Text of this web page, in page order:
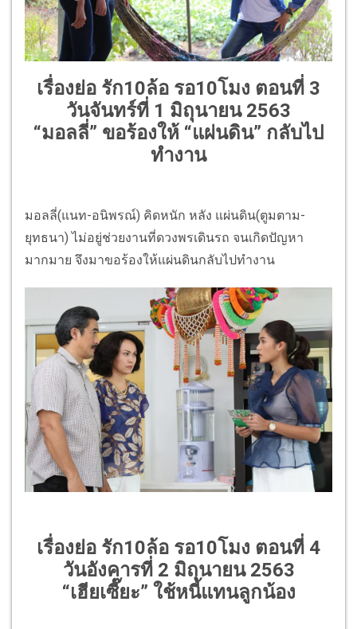
เรื่องย่อ รัก10ล้อ รอ10โมง ตอนที่ 3
วันจันทร์ที่ 1 มิถุนายน 2563
“มอลลี่” ขอร้องให้ “แผ่นดิน” กลับไป
ทำงาน
มอลลี่(แนท-อนิพรณ์) คิดหนัก หลัง แผ่นดิน(ตูมตาม-
ยุทธนา) ไม่อยู่ช่วยงานที่ดวงพรเดินรถ จนเกิดปัญหา
มากมาย จึงมาขอร้องให้แผ่นดินกลับไปทำงาน
เรื่องย่อ รัก10ล้อ รอ10โมง ตอนที่ 4
วันอังคารที่ 2 มิถุนายน 2563
“เฮียเซี๊ยะ” ใช้หนี้แทนลูกน้อง